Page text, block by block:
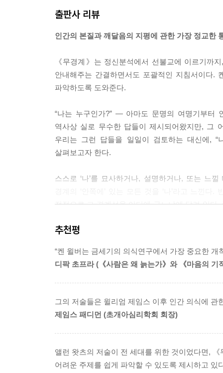
출판사 리뷰
인간의 본질과 깨달음의 지평에 관한 가장 정교한
《무경계》는 정신분석에서 선불교에 이르기까
안내해주는 간결하면서도 포괄적인 지침서이다
파악하도록 도와준다.
“나는 누구인가?” ― 아마도 문명의 여명기부터
역사상 실로 무수한 답들이 제시되어왔지만, 그
우리는 그런 답들을 일일이 검토하는 대신에, “
살펴보고자 한다.
스스로 ‘나’를 묘사하거나, 설명하거나, 또는 느
전적으로 그 경계선을 어디에 긋느냐에 달려 있다.
추천평
“켄 윌버는 금세기의 의식연구에서 가장 중요한 개
디팍 초프라 (《사람은 왜 늙는가》와 《마음의 기
그의 저술들은 윌리엄 제임스 이후 인간 의식에 관
제임스 패디먼 (초개아심리학회 회장)
앨런 왓츠의 저술이 전 세대를 위한 것이었다면,
어려운 주제를 쉽게 파악할 수 있도록 제시하고 있